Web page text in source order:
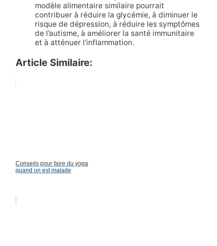
modèle alimentaire similaire pourrait
contribuer à réduire la glycémie, à diminuer le
risque de dépression, à réduire les symptômes
de l’autisme, à améliorer la santé immunitaire
et à atténuer l’inflammation.
Article Similaire:
Conseils pour faire du yoga
quand on est malade